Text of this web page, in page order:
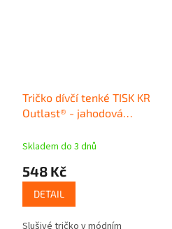
Tričko dívčí tenké TISK KR
Outlast® - jahodová
Skladem do 3 dnů
548 Kč
DETAIL
Slušivé tričko v módním